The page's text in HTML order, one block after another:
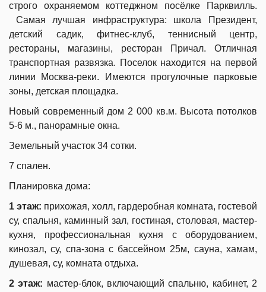
строго охраняемом коттеджном посёлке Парквилль.
Самая лучшая инфраструктура: школа Президент,
детский садик, фитнес-клуб, теннисный центр,
рестораны, магазины, ресторан Причал. Отличная
транспортная развязка. Поселок находится на первой
линии Москва-реки. Имеются прогулочные парковые
зоны, детская площадка.
Новый современный дом 2 000 кв.м. Высота потолков
5-6 м., панорамные окна.
Земельный участок 34 сотки.
7 спален.
Планировка дома:
1 этаж: прихожая, холл, гардеробная комната, гостевой
су, спальня, каминный зал, гостиная, столовая, мастер-
кухня, профессиональная кухня с оборудованием,
кинозал, су, спа-зона с бассейном 25м, сауна, хамам,
душевая, су, комната отдыха.
2 этаж: мастер-блок, включающий спальню, кабинет, 2